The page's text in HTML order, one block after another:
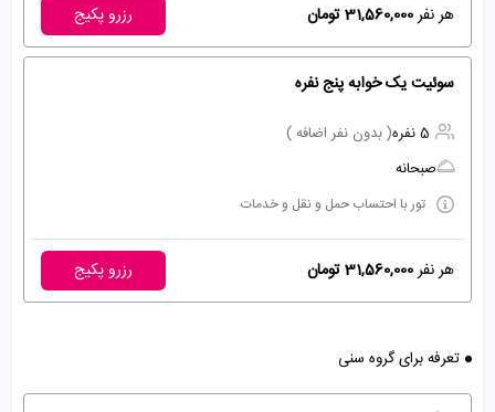
هر نفر31,560,000 تومان رزرو پکیج
سوئیت یک خوابه پنج نفره
5 نفره
( بدون نفر اضافه )
صبحانه
تور با احتساب حمل و نقل و خدمات
هر نفر31,560,000 تومان رزرو پکیج
تعرفه برای گروه سنی